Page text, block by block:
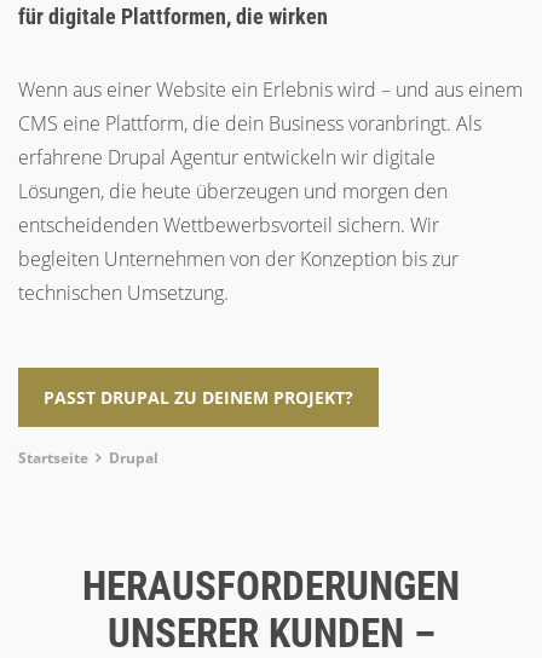
für digitale Plattformen, die wirken
Wenn aus einer Website ein Erlebnis wird – und aus einem
CMS eine Plattform, die dein Business voranbringt. Als
erfahrene Drupal Agentur entwickeln wir digitale
Lösungen, die heute überzeugen und morgen den
entscheidenden Wettbewerbsvorteil sichern. Wir
begleiten Unternehmen von der Konzeption bis zur
technischen Umsetzung.
PASST DRUPAL ZU DEINEM PROJEKT?
Breadcrumb
Startseite Drupal
HERAUSFORDERUNGEN
UNSERER KUNDEN –